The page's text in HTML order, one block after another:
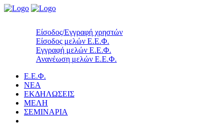
Είσοδος/Εγγραφή χρηστών
Είσοδος μελών Ε.Ε.Φ.
Εγγραφή μελών Ε.Ε.Φ.
Ανανέωση μελών Ε.Ε.Φ.
Ε.Ε.Φ.
ΝΕΑ
ΕΚΔΗΛΩΣΕΙΣ
ΜΕΛΗ
ΣΕΜΙΝΑΡΙΑ